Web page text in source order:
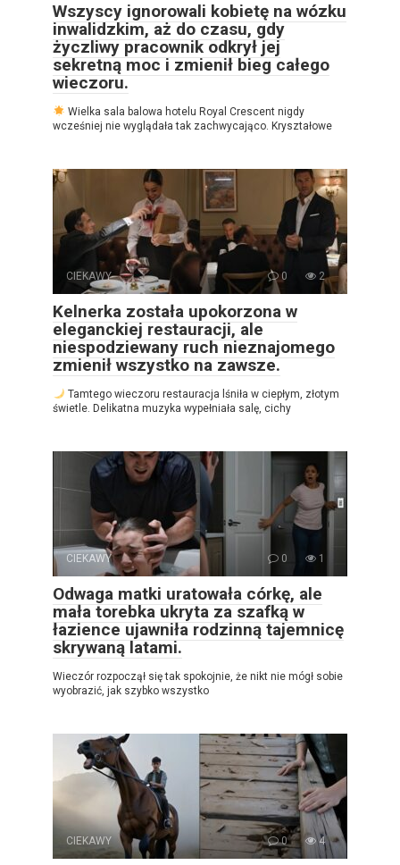
Wszyscy ignorowali kobietę na wózku
inwalidzkim, aż do czasu, gdy
życzliwy pracownik odkrył jej
sekretną moc i zmienił bieg całego
wieczoru.
Wielka sala balowa hotelu Royal Crescent nigdy
wcześniej nie wyglądała tak zachwycająco. Kryształowe
CIEKAWY 0 2
Kelnerka została upokorzona w
eleganckiej restauracji, ale
niespodziewany ruch nieznajomego
zmienił wszystko na zawsze.
Tamtego wieczoru restauracja lśniła w ciepłym, złotym
świetle. Delikatna muzyka wypełniała salę, cichy
CIEKAWY 0 1
Odwaga matki uratowała córkę, ale
mała torebka ukryta za szafką w
łazience ujawniła rodzinną tajemnicę
skrywaną latami.
Wieczór rozpoczął się tak spokojnie, że nikt nie mógł sobie
wyobrazić, jak szybko wszystko
CIEKAWY 0 4